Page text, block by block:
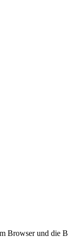
Browser und